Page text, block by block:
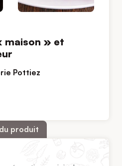
maison » et
Pottiez
produit